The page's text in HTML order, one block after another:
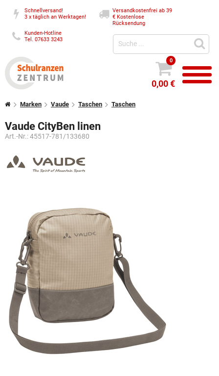
Schnellversand!
3 x täglich an Werktagen!
Versandkostenfrei ab 39
€Kostenlose
Rücksendung
Kunden-Hotline
Tel. 07633 3243
0
0,00 €
Marken Vaude Taschen Taschen
Vaude CityBen linen
Art.-Nr.:45517-781/133680